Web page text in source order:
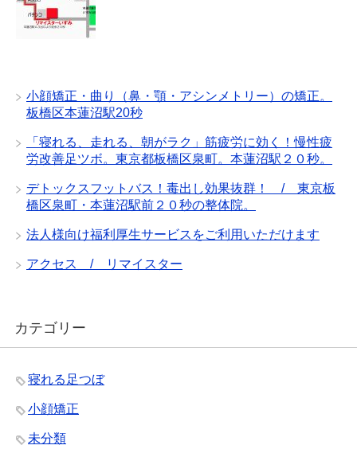
小顔矯正・曲り（鼻・顎・アシンメトリー）の矯正。
板橋区本蓮沼駅20秒
「寝れる、走れる、朝がラク」筋疲労に効く！慢性疲
労改善足ツボ。東京都板橋区泉町。本蓮沼駅２０秒。
デトックスフットバス！毒出し効果抜群！ / 東京板
橋区泉町・本蓮沼駅前２０秒の整体院。
法人様向け福利厚生サービスをご利用いただけます
アクセス / リマイスター
カテゴリー
寝れる足つぼ
小顔矯正
未分類